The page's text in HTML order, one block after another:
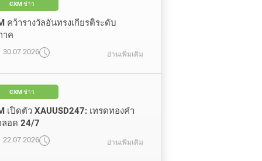
CXM ข่าว
คว้ารางวัลอันทรงเกียรติระดับ
ค
30.07.2026
อ่านเพิ่มเติม
CXM ข่าว
เปิดตัว XAUUSD247: เทรดทองคำ
อด 24/7
22.07.2026
อ่านเพิ่มเติม